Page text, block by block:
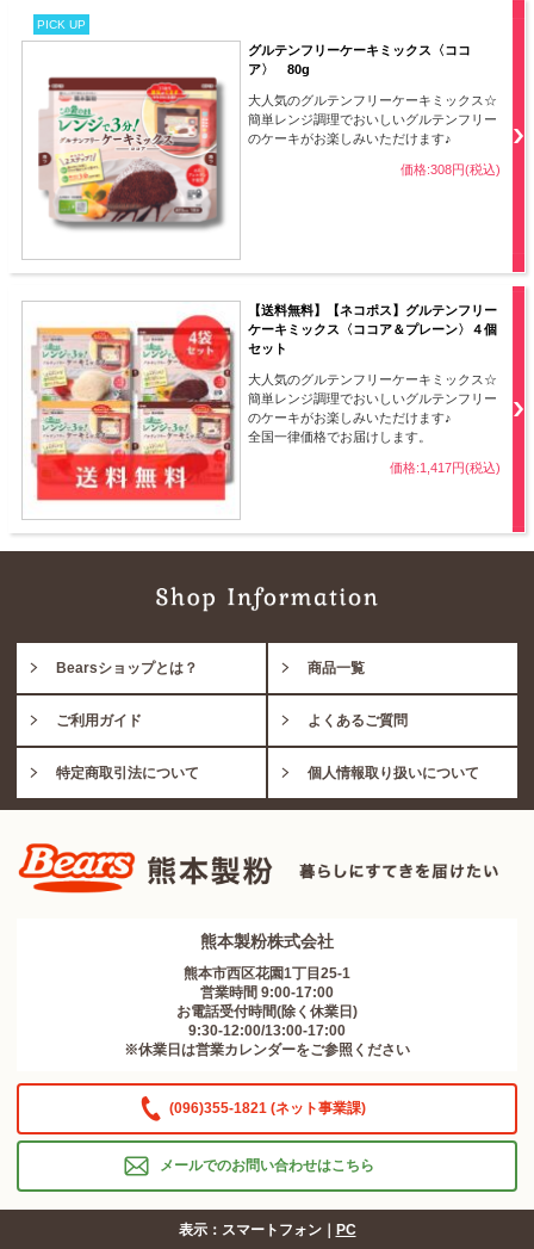
PICK UP
グルテンフリーケーキミックス〈ココ
ア〉 80g
大人気のグルテンフリーケーキミックス☆
簡単レンジ調理でおいしいグルテンフリー
のケーキがお楽しみいただけます♪
価格:308円(税込)
【送料無料】【ネコポス】グルテンフリー
ケーキミックス〈ココア＆プレーン〉４個
セット
大人気のグルテンフリーケーキミックス☆
簡単レンジ調理でおいしいグルテンフリー
のケーキがお楽しみいただけます♪
全国一律価格でお届けします。
価格:1,417円(税込)
Bearsショップとは？ 商品一覧
ご利用ガイド よくあるご質問
特定商取引法について 個人情報取り扱いについて
熊本製粉株式会社
熊本市西区花園1丁目25-1
営業時間 9:00-17:00
お電話受付時間(除く休業日)
9:30-12:00/13:00-17:00
※休業日は営業カレンダーをご参照ください
(096)355-1821 (ネット事業課)
メールでのお問い合わせはこちら
表示：スマートフォン｜ PC